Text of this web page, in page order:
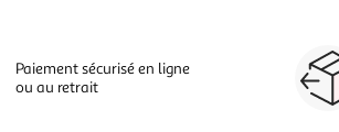
Paiement sécurisé en ligne
ou au retrait